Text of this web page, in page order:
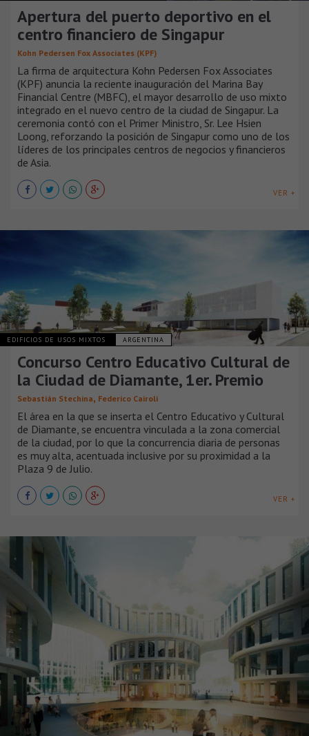
Apertura del puerto deportivo en el
centro financiero de Singapur
Kohn Pedersen Fox Associates (KPF)
La firma de arquitectura Kohn Pedersen Fox Associates
(KPF) anuncia la reciente inauguración del Marina Bay
Financial Centre (MBFC), el mayor desarrollo de uso mixto
integrado en el nuevo centro de la ciudad de Singapur. La
ceremonia contó con el Primer Ministro, Sr. Lee Hsien
Loong, reforzando la posición de Singapur como uno de los
líderes de los principales centros de negocios y financieros
de Asia.
VER +
EDIFICIOS DE USOS MIXTOS ARGENTINA
Concurso Centro Educativo Cultural de
la Ciudad de Diamante, 1er. Premio
Sebastián Stechina, Federico Cairoli
El área en la que se inserta el Centro Educativo y Cultural
de Diamante, se encuentra vinculada a la zona comercial
de la ciudad, por lo que la concurrencia diaria de personas
es muy alta, acentuada inclusive por su proximidad a la
Plaza 9 de Julio.
VER +